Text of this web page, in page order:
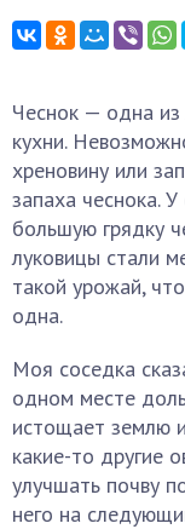
Чеснок — одна
кухни.
хреновину или
запаха чеснока.
большую грядку
луковицы стали
такой урожай,
одна.
Моя соседка
одном месте
истощает землю
какие-то другие
улучшать почву
него на